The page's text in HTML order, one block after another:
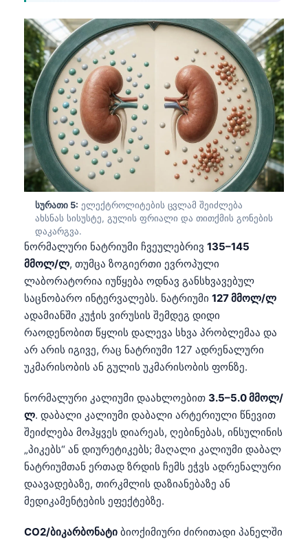
სურათი 5: ელექტროლიტების ცვლამ შეიძლება
ახსნას სისუსტე, გულის ფრიალი და თითქმის გონების
დაკარგვა.
ნორმალური ნატრიუმი ჩვეულებრივ 135–145
მმოლ/ლ, თუმცა ზოგიერთი ევროპული
ლაბორატორია იუწყება ოდნავ განსხვავებულ
საცნობარო ინტერვალებს. ნატრიუმი 127 მმოლ/ლ
ადამიანში კუჭის ვირუსის შემდეგ დიდი
რაოდენობით წყლის დალევა სხვა პრობლემაა და
არ არის იგივე, რაც ნატრიუმი 127 ადრენალური
უკმარისობის ან გულის უკმარისობის ფონზე.
ნორმალური კალიუმი დაახლოებით 3.5–5.0 მმოლ/
ლ. დაბალი კალიუმი დაბალი არტერიული წნევით
შეიძლება მოჰყვეს დიარეას, ღებინებას, ინსულინის
„პიკებს“ ან დიურეტიკებს; მაღალი კალიუმი დაბალ
ნატრიუმთან ერთად ზრდის ჩემს ეჭვს ადრენალური
დაავადებაზე, თირკმლის დაზიანებაზე ან
მედიკამენტების ეფექტებზე.
CO2/ბიკარბონატი ბიოქიმიური ძირითადი პანელში
Lietuvių kalba
Polski
한국어
Slovenščina
Magyar
Shqip
বাংলা
اردو
मराठी
తెలుగు
தமிழ்
ગુજરાતી
ಕನ್ನಡ
മലയാളം
Bahasa Melayu
Tiếng Việt
Tagalog
ไทย
ဗမာစာ
ភាសាខ្មែរ
Kiswahili
አማርኛ
Українська